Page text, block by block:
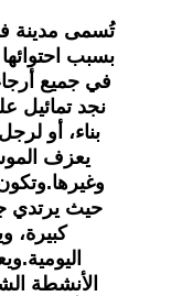
تُسمى مدينة
بسبب
في جميع
نجد تمائيل
بناء، أو
يعزف
حيث يرتدي
كبيرة،
الأنشطة